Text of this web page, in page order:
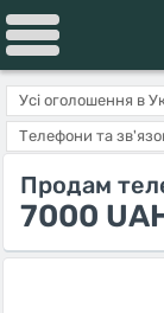
Усі оголошення в
Телефони та
Продам
7000